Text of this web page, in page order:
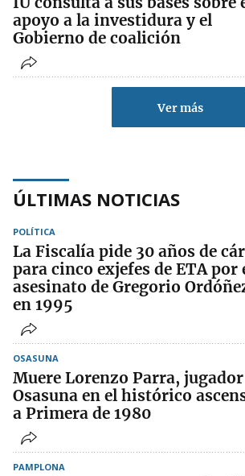
apoyo a la investidura y el
Gobierno de coalición
Ver más
ÚLTIMAS NOTICIAS
POLÍTICA
La Fiscalía pide 30 años de
para cinco exjefes de ETA por
asesinato de Gregorio
en 1995
OSASUNA
Muere Lorenzo Parra, jugador
Osasuna en el histórico
a Primera de 1980
PAMPLONA